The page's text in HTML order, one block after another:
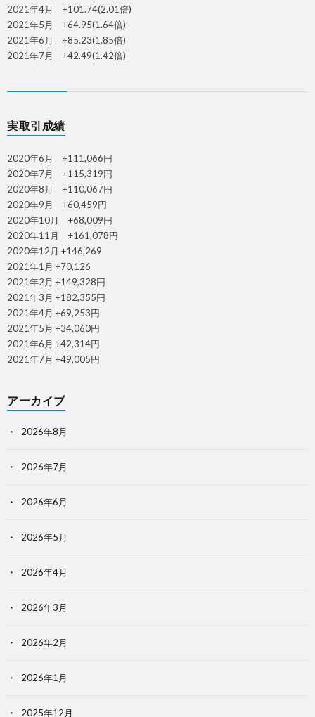
2021年4月 +101.74(2.01倍)
2021年5月 +64.95(1.64倍)
2021年6月 +85.23(1.85倍)
2021年7月 +42.49(1.42倍)
実取引成績
2020年6月 +111,066円
2020年7月 +115,319円
2020年8月 +110,067円
2020年9月 +60,459円
2020年10月 +68,009円
2020年11月 +161,078円
2020年12月 +146,269
2021年1月 +70,126
2021年2月 +149,328円
2021年3月 +182,355円
2021年4月 +69,253円
2021年5月 +34,060円
2021年6月 +42,314円
2021年7月 +49,005円
アーカイブ
2026年8月
2026年7月
2026年6月
2026年5月
2026年4月
2026年3月
2026年2月
2026年1月
2025年12月